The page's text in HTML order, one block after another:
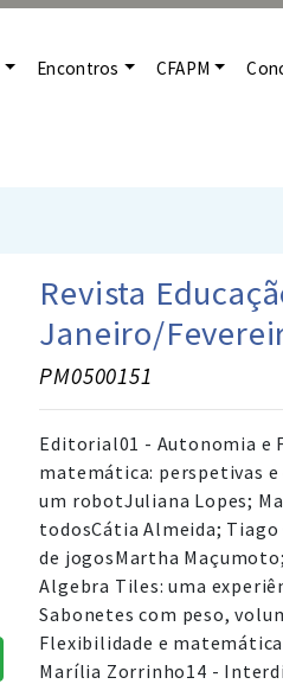
Encontros CFAPM
Revista
Janeiro/
PM0500151
Editorial01 - Autonomia e
matemática: perspetivas
um robotJuliana Lopes;
todosCátia Almeida;
de jogosMartha
Algebra Tiles: uma
Sabonetes com peso,
Flexibilidade e
Marília Zorrinho14 -